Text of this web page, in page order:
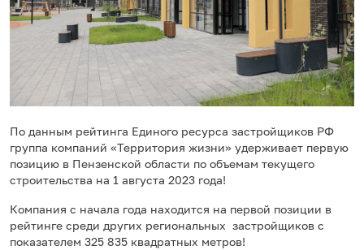
По данным рейтинга Единого ресурса застройщиков РФ
группа компаний «Территория жизни» удерживает первую
позицию в Пензенской области по объемам текущего
строительства на 1 августа 2023 года!
Компания с начала года находится на первой позиции в
рейтинге среди других региональных застройщиков с
показателем 325 835 квадратных метров!